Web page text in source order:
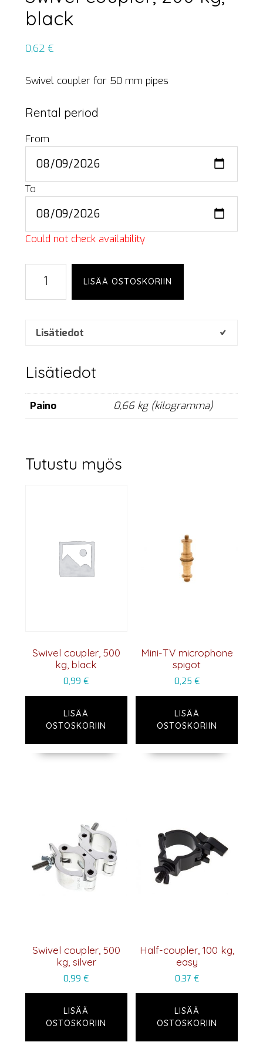
black
0,62 €
Swivel coupler for 50 mm pipes
Rental period
From
To
Could not check availability
coupler,
200
black
LISÄÄ OSTOSKORIIN
Lisätiedot
Lisätiedot
Paino 0,66 kg (kilogramma)
Tutustu myös
Swivel coupler, 500
kg, black
0,99€
LISÄÄ
OSTOSKORIIN
Mini-TV microphone
spigot
0,25 €
LISÄÄ
OSTOSKORIIN
Swivel coupler, 500
kg, silver
0,99€
LISÄÄ
OSTOSKORIIN
Half-coupler, 100 kg,
easy
0,37 €
LISÄÄ
OSTOSKORIIN